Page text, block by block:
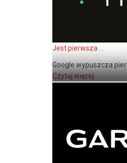
Jest pierwsza ...
Google wypuszcza
Czytaj więcej